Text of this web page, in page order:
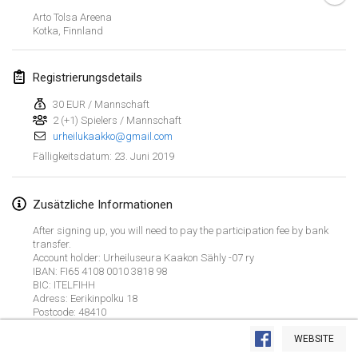
Liste anzeigen
Arto Tolsa Areena
Kotka Finnland
Registrierungsdetails
30 EUR / Mannschaft
2 (+1) Spielers / Mannschaft
urheilukaakko@gmail.com
Fälligkeitsdatum: 23. Juni 2019
Zusätzliche Informationen
After signing up, you will need to pay the participation fee by bank
transfer.
Account holder: Urheiluseura Kaakon Sähly -07 ry
IBAN: FI65 4108 0010 3818 98
BIC: ITELFIHH
Adress: Eerikinpolku 18
Postcode: 48410
Message: Registration fee "Team Name", Mölkky European WEBSITE
Kotka Mölkky Open Indoor
2. Feb. 2019|Finnland
Lumi Mölkky
9. Feb. 2019|Finnland
Tournoi de la St Valentin
OTH
16. Feb. 2019|Finnland
Indoor des Bouchons